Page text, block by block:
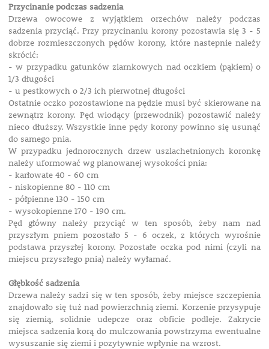
Przycinanie podczas sadzenia
Drzewa owocowe z wyjątkiem orzechów należy podczas
sadzenia przyciąć. Przy przycinaniu korony pozostawia się 3 - 5
dobrze rozmieszczonych pędów korony, które nastepnie należy
skrócić:
- w przypadku gatunków ziarnkowych nad oczkiem (pąkiem) o
1/3 długości
- u pestkowych o 2/3 ich pierwotnej długości
Ostatnie oczko pozostawione na pędzie musi być skierowane na
zewnątrz korony. Pęd wiodący (przewodnik) pozostawić należy
nieco dłuższy. Wszystkie inne pędy korony powinno się usunąć
do samego pnia.
W przypadku jednorocznych drzew uszlachetnionych koronkę
należy uformować wg planowanej wysokości pnia:
- karłowate 40 - 60 cm
- niskopienne 80 - 110 cm
- półpienne 130 - 150 cm
- wysokopienne 170 - 190 cm.
Pęd główny należy przyciąć w ten sposób, żeby nam nad
przyszłym pniem pozostało 5 - 6 oczek, z których wyrośnie
podstawa przyszłej korony. Pozostałe oczka pod nimi (czyli na
miejscu przyszłego pnia) należy wyłamać.
Głębkość sadzenia
Drzewa należy sadzi się w ten sposób, żeby miejsce szczepienia
znajdowało się tuż nad powierzchnią ziemi. Korzenie przysypuje
się ziemią, solidnie udepcze oraz obficie podleje. Zakrycie
miejsca sadzenia korą do mulczowania powstrzyma ewentualne
wysuszanie się ziemi i pozytywnie wpłynie na wzrost.